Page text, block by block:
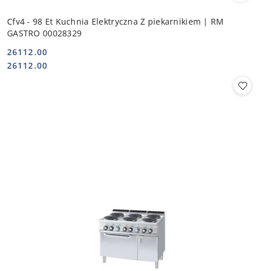
Cfv4 - 98 Et Kuchnia Elektryczna Z piekarnikiem | RM
GASTRO 00028329
Cena:
26112.00
Cena:
26112.00